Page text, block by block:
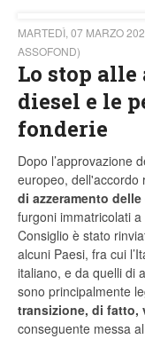
MARTEDÌ, 07 MARZO
ASSOFOND)
Lo stop alle
diesel e le
fonderie
Dopo l’approvazione
europeo, dell'accordo
di azzeramento
furgoni immatricolati
Consiglio è stato
alcuni Paesi, fra cui
italiano, e da quelli di
sono principalmente
transizione, di fatto,
conseguente messa